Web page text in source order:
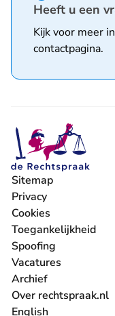
Heeft u een
Kijk voor meer
contactpagina.
Sitemap
Privacy
Cookies
Toegankelijkheid
Spoofing
Vacatures
- U verlaat
Archief
Over rechtspraak.nl
English